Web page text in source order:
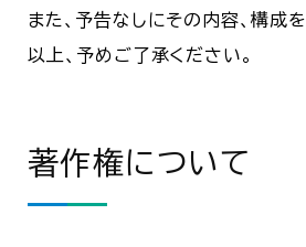
また、予告なしにその内容、構成
以上、予めご了承ください。
著作権について